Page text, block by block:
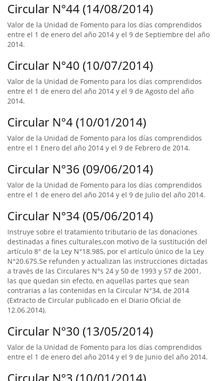
Circular N°44 (14/08/2014)
Valor de la Unidad de Fomento para los días comprendidos
entre el 1 de enero del año 2014 y el 9 de Septiembre del año
2014.
Circular N°40 (10/07/2014)
Valor de la Unidad de Fomento para los días comprendidos
entre el 1 de enero del año 2014 y el 9 de Agosto del año
2014.
Circular N°4 (10/01/2014)
Valor de la Unidad de Fomento para los días comprendidos
entre el 1 Enero del año 2014 y el 9 de Febrero de 2014.
Circular N°36 (09/06/2014)
Valor de la Unidad de Fomento para los días comprendidos
entre el 1 de enero del año 2014 y el 9 de Julio del año 2014.
Circular N°34 (05/06/2014)
Instruye sobre el tratamiento tributario de las donaciones
destinadas a fines culturales,con motivo de la sustitución del
artículo 8° de la Ley N°18.985, por el artículo único de la Ley
N°20.675.Se refunden y actualizan las instrucciones dictadas
a través de las Circulares N°s 24 y 50 de 1993 y 57 de 2001,
las que quedan sin efecto, en aquellas partes que sean
contrarias a las contenidas en la Circular N°34, de 2014
(Extracto de Circular publicado en el Diario Oficial de
12.06.2014).
Circular N°30 (13/05/2014)
Valor de la Unidad de Fomento para los días comprendidos
entre el 1 de enero del año 2014 y el 9 de Junio del año 2014.